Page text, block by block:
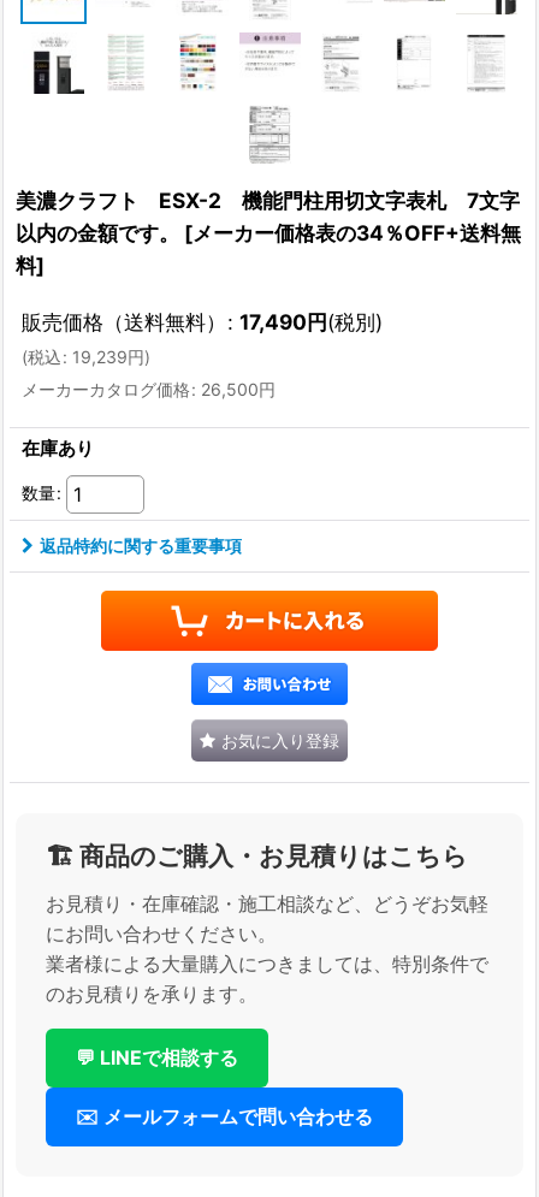
美濃クラフト ESX-2 機能門柱用切文字表札 7文字
以内の金額です。
[メーカー価格表の34％OFF+送料無
料]
販売価格（送料無料） : 17,490円(税別)
(税込: 19,239円)
メーカーカタログ価格: 26,500円
在庫あり
数量:
返品特約に関する重要事項
お気に入り登録
🏗️ 商品のご購入・お見積りはこちら
お見積り・在庫確認・施工相談など、どうぞお気軽
にお問い合わせください。
業者様による大量購入につきましては、特別条件で
のお見積りを承ります。
💬 LINEで相談する
✉️ メールフォームで問い合わせる